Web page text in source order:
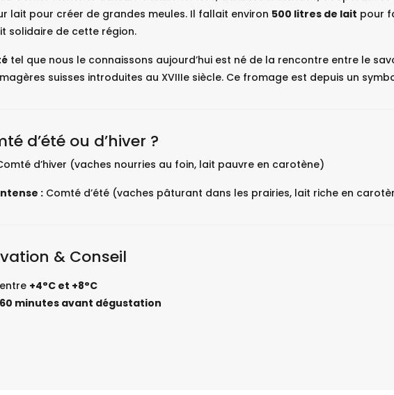
lait pour créer de grandes meules. Il fallait environ 500 litres de lait pour
solidaire de cette région.
tel que nous le connaissons aujourd’hui est né de la rencontre entre le
suisses introduites au XVIIIe siècle. Ce fromage est depuis un
d’été ou d’hiver ?
d’hiver (vaches nourries au foin, lait pauvre en carotène)
:Comté d’été (vaches pâturant dans les prairies, lait riche en
& Conseil
+4°C et +8°C
minutes avant dégustation